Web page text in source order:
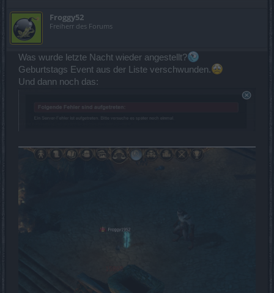
Froggy52
Freiherr des Forums
Was wurde letzte Nacht wieder angestellt?
Geburtstags Event aus der Liste verschwunden.
Und dann noch das: